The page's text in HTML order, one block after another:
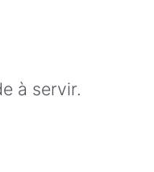
à servir.